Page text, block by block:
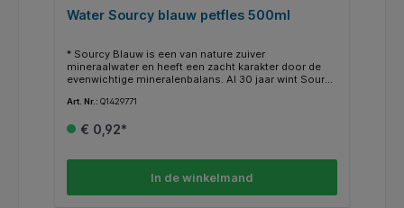
Water Sourcy blauw petfles 500ml
* Sourcy Blauw is een van nature zuiver
mineraalwater en heeft een zacht karakter door de
evenwichtige mineralenbalans. Al 30 jaar wint Sourcy
op 130 meter onder het aardoppervlak en wordt
Art. Nr.: Q1429771
€ 0,92*
In de winkelmand